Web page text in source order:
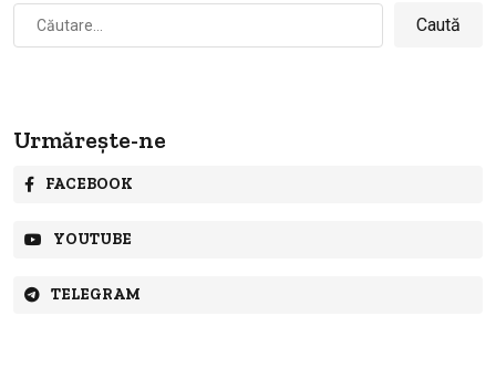
Caută
după:
Urmărește-ne
FACEBOOK
YOUTUBE
TELEGRAM